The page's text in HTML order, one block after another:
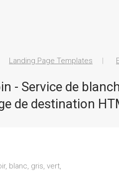
Landing Page Templates
- Service de
de destination
blanc, gris, vert,